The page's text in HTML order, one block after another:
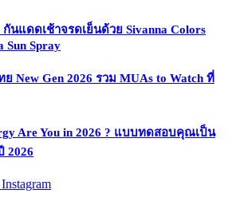
กันแดดเช้าจรดเย็นด้วย Sivanna Colors
Sun Spray
New Gen 2026 รวม MUAs to Watch ที่
Are You in 2026 ? แบบทดสอบคุณเป็น
2026
Instagram